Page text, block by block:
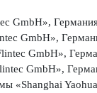
GmbH»,
GmbH»,
GmbH»,
GmbH»,
«Shanghai